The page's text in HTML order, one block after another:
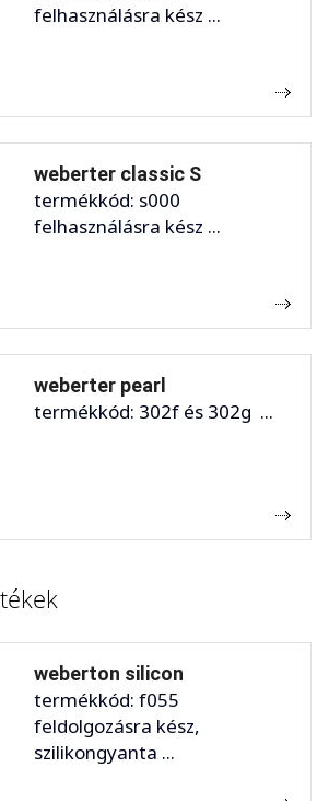
felhasználásra kész ...
weberter classic S
termékkód: s000
felhasználásra kész ...
weberter pearl
termékkód: 302f és 302g ...
weberton silicon
termékkód: f055
feldolgozásra kész,
szilikongyanta ...